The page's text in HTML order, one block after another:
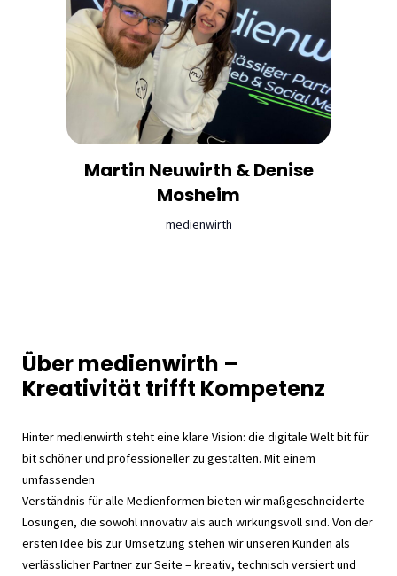
Martin Neuwirth &Denise
Mosheim
medienwirth
Über medienwirth –
Kreativität trifft Kompetenz
Hinter medienwirth steht eine klare Vision: die digitale Welt bit für
bit schöner und professioneller zu gestalten. Mit einem
umfassenden
Verständnis für alle Medienformen bieten wir maßgeschneiderte
Lösungen, die sowohl innovativ als auch wirkungsvoll sind. Von der
ersten Idee bis zur Umsetzung stehen wir unseren Kunden als
verlässlicher Partner zur Seite – kreativ, technisch versiert und